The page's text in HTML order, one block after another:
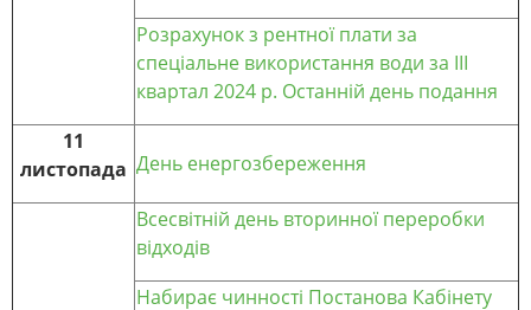
Розрахунок з рентної плати за
спеціальне використання води за IІI
квартал 2024 р. Останній день подання
11
листопада День енергозбереження
Всесвітній день вторинної переробки
відходів
Набирає чинності Постанова Кабінету